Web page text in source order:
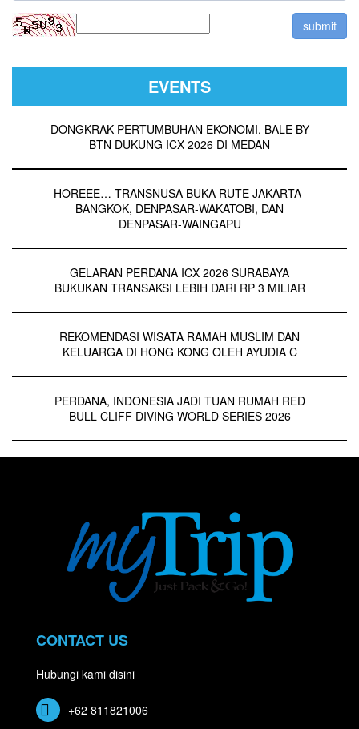
EVENTS
DONGKRAK PERTUMBUHAN EKONOMI, BALE BY
BTN DUKUNG ICX 2026 DI MEDAN
HOREEE… TRANSNUSA BUKA RUTE JAKARTA-
BANGKOK, DENPASAR-WAKATOBI, DAN
DENPASAR-WAINGAPU
GELARAN PERDANA ICX 2026 SURABAYA
BUKUKAN TRANSAKSI LEBIH DARI RP 3 MILIAR
REKOMENDASI WISATA RAMAH MUSLIM DAN
KELUARGA DI HONG KONG OLEH AYUDIA C
PERDANA, INDONESIA JADI TUAN RUMAH RED
BULL CLIFF DIVING WORLD SERIES 2026
CONTACT US
Hubungi kami disini
+62 811821006